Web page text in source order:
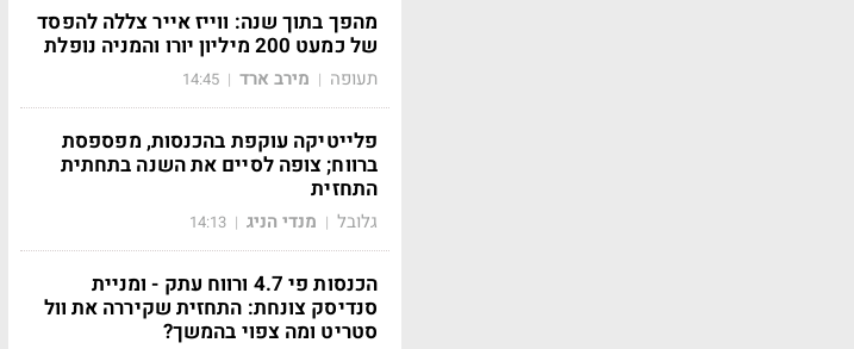
מהפך בתוך שנה: ווייז אייר צללה להפסד
של כמעט 200 מיליון יורו והמניה נופלת
תעופה | מירב ארד |
14:45
פלייטיקה עוקפת בהכנסות, מפספסת
ברווח; צופה לסיים את השנה בתחתית
התחזית
גלובל | מנדי הניג |
14:13
הכנסות פי 4.7 ורווח עתק - ומניית
סנדיסק צונחת: התחזית שקיררה את וול
סטריט ומה צפוי בהמשך?